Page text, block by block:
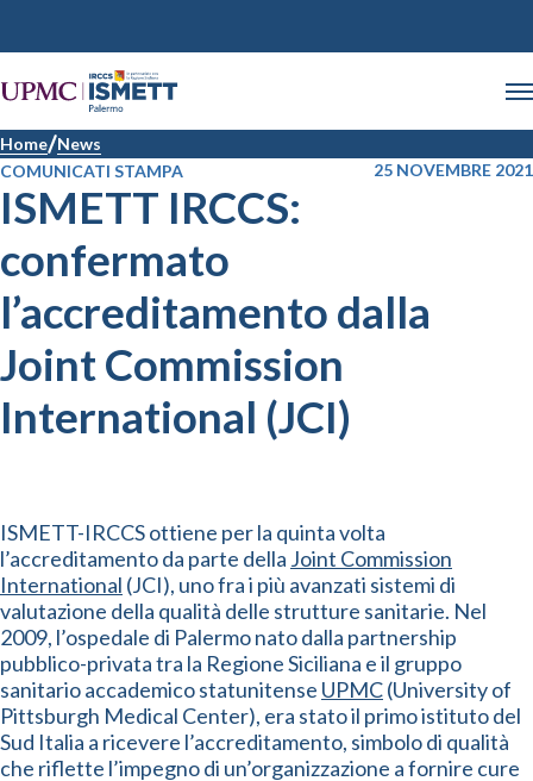
Home News
COMUNICATI STAMPA
25 NOVEMBRE 2021
ISMETT IRCCS:
confermato
l’accreditamento dalla
Joint Commission
International (JCI)
ISMETT-IRCCS ottiene per la quinta volta
l’accreditamento da parte della Joint Commission
International (JCI), uno fra i più avanzati sistemi di
valutazione della qualità delle strutture sanitarie. Nel
2009, l’ospedale di Palermo nato dalla partnership
pubblico-privata tra la Regione Siciliana e il gruppo
sanitario accademico statunitense UPMC(University of
Pittsburgh Medical Center), era stato il primo istituto del
Sud Italia a ricevere l’accreditamento, simbolo di qualità
che riflette l’impegno di un’organizzazione a fornire cure